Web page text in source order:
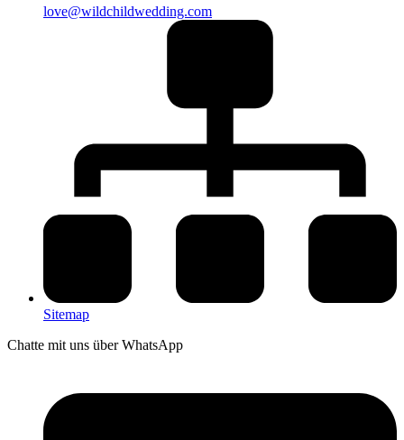
love@wildchildwedding.com
Sitemap
Chatte mit uns über WhatsApp